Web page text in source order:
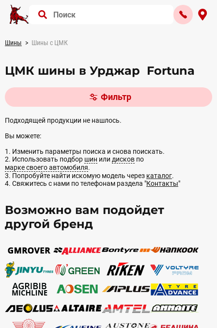
Шины Шины с ЦМК
ЦМК шины в Урджар Fortuna
Фильтр
Подходящей продукции не нашлось.
Вы можете:
1. Изменить параметры поиска и снова поискать.
2. Использовать подбор шин или дисков по
марке своего автомобиля.
3. Попробуйте найти искомую модель через каталог.
4. Свяжитесь с нами по телефонам раздела "Контакты"
Возможно вам подойдет
другой бренд